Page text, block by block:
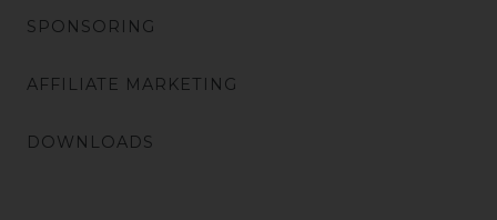
SPONSORING
AFFILIATE MARKETING
DOWNLOADS